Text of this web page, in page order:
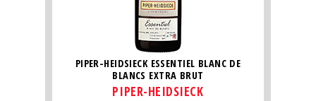
PIPER-HEIDSIECK ESSENTIEL BLANC DE
BLANCS EXTRA BRUT
PIPER-HEIDSIECK